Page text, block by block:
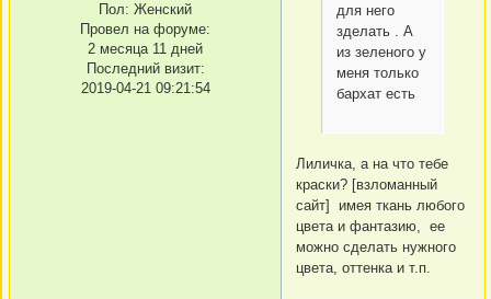
Пол: Женский
Провел на форуме:
2 месяца 11 дней
Последний визит:
2019-04-21 09:21:54
для него
зделать . А
из зеленого у
меня только
бархат есть
Лиличка, а на что тебе
краски? [взломанный
сайт] имея ткань любого
цвета и фантазию, ее
можно сделать нужного
цвета, оттенка и т.п.